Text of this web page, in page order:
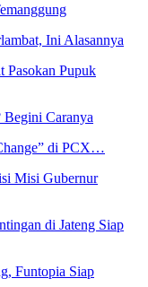
Ini Alasannya
Pasokan Pupuk
Caranya
di PCX…
Misi Gubernur
di Jateng Siap
Funtopia Siap